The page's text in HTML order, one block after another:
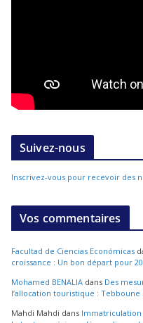
Suivez-nous
Inscrivez-vous pour recevoir des
Vos commentaires
Facultad de Ciencias Económicas
croissance : Un bon départ pour
Mohamed BENALIA dans Des
l’allocation touristique : Tebboune
Mahdi Mahdi dans Immatriculation